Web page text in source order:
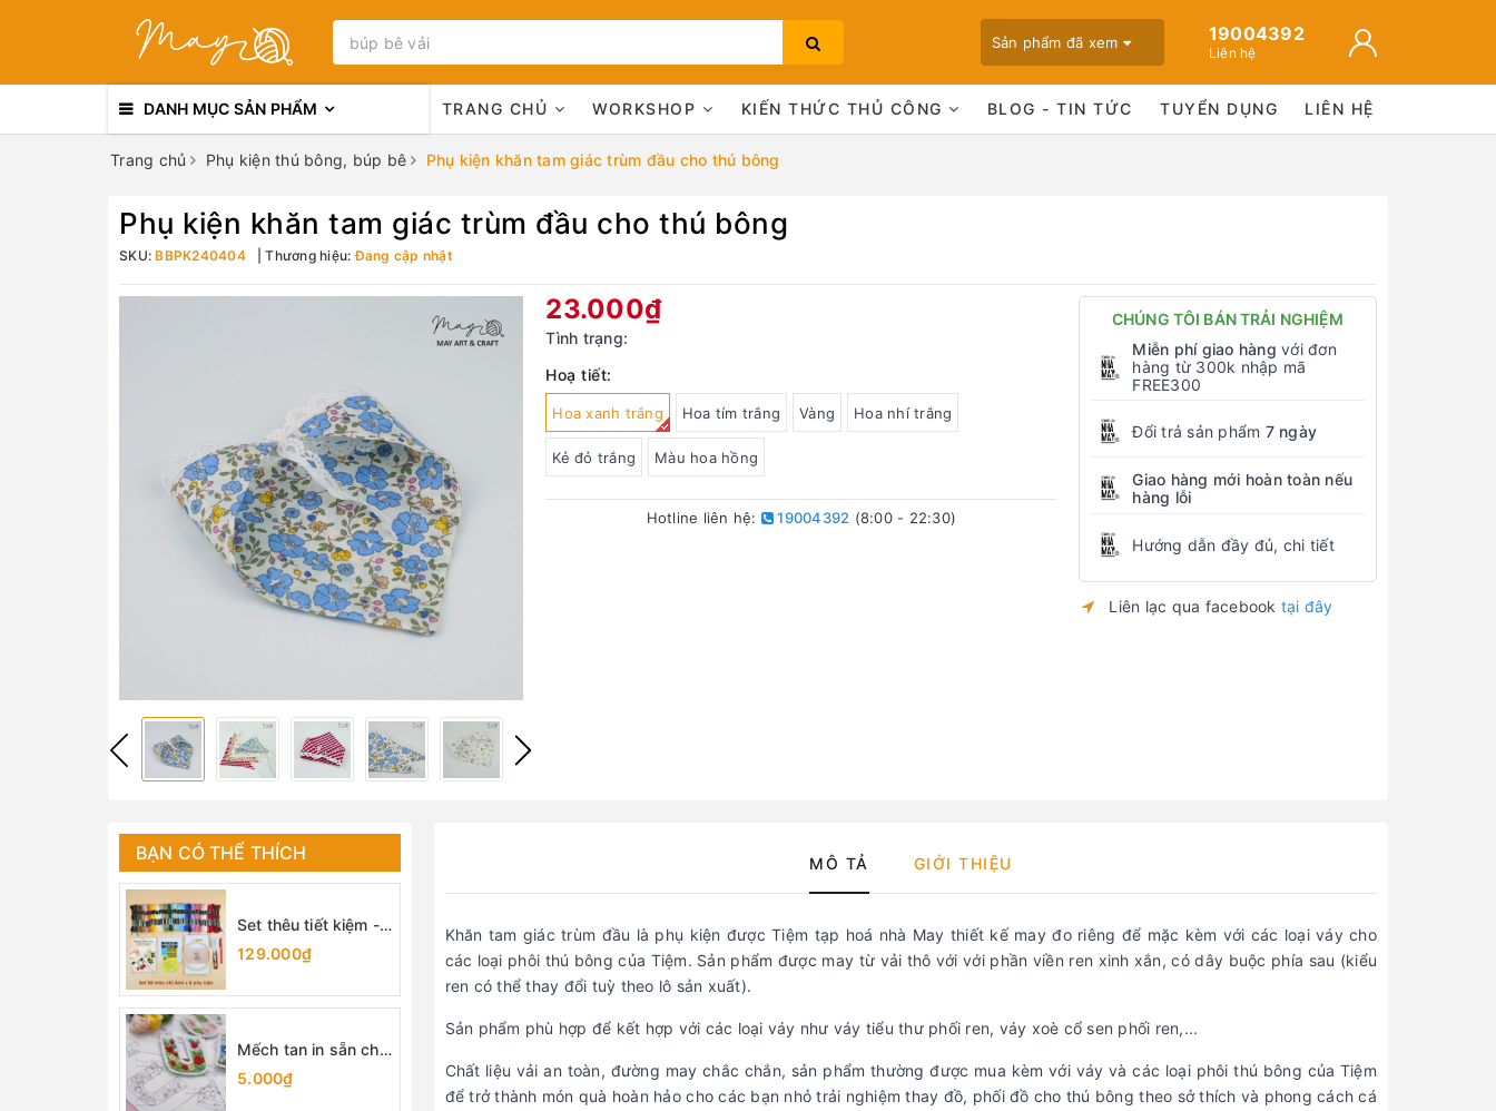
Sản phẩm đã xem 19004392
Liên hệ
DANH MỤC SẢN PHẨM TRANG CHỦ WORKSHOP KIẾN THỨC THỦ CÔNG BLOG - TIN TỨC TUYỂN DỤNG LIÊN HỆ
Trang chủ Phụ kiện thú bông, búp bê Phụ kiện khăn tam giác trùm đầu cho thú bông
Phụ kiện khăn tam giác trùm đầu cho thú bông
SKU:BBPK240404 Thương hiệu:Đang cập nhật
23.000₫
Tình trạng:
Hoạ tiết:
Hoa xanh trắng Hoa tím trắng Vàng Hoa nhí trắng
Kẻ đỏ trắng Màu hoa hồng
Hotline liên hệ: 19004392 (8:00 - 22:30)
CHÚNG TÔI BÁN TRẢI NGHIỆM
Miễn phí giao hàngvới đơn
hàng từ 300k nhập mã
FREE300
Đổi trả sản phẩm 7 ngày
Giao hàng mới hoàn toàn nếu
hàng lỗi
Hướng dẫn đầy đủ, chi tiết
Liên lạc qua facebook tại đây
BẠN CÓ THỂ THÍCH
Set thêu tiết kiệm -
set dụng cụ thêu cơ
bản cho người mới
129.000₫
Mếch tan in sẵn chữ
cái (lẻ 1 chữ)
5.000₫
MÔ TẢ GIỚI THIỆU
Khăn tam giác trùm đầu là phụ kiện được Tiệm tạp hoá nhà May thiết kế may đo riêng để mặc kèm với các loại váy cho
các loại phôi thú bông của Tiệm. Sản phẩm được may từ vải thô với với phần viền ren xinh xắn, có dây buộc phía sau (kiểu
ren có thể thay đổi tuỳ theo lô sản xuất).
Sản phẩm phù hợp để kết hợp với các loại váy như váy tiểu thư phối ren, váy xoè cổ sen phối ren,...
Chất liệu vải an toàn, đường may chắc chắn, sản phẩm thường được mua kèm với váy và các loại phôi thú bông của Tiệm
để trở thành món quà hoàn hảo cho các bạn nhỏ trải nghiệm thay đồ, phối đồ cho thú bông theo sở thích và phong cách cá